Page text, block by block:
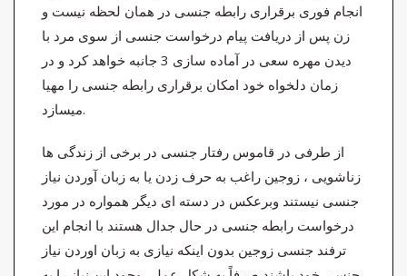
انجام فوری برقراری رابطه جنسی در همان لحظه نیست و
زن پس از دریافت پیام درخواست جنسی از سوی مرد با
دیدن مهره سعی در آماده سازی 3 جانبه خواهد کرد و در
زمان دلخواه خود امکان برقراری رابطه جنسی را مهیا
میسازد.
از طرفی در قاموس رفتار جنسی در برخی از زندگی ها
زناشویی ، زوجین راغب به حرف زدن یا به زبان آوردن نیاز
جنسی نیستند وبرعکس در دسته ای دیگر همواره در مورد
درخواست رابطه جنسی در حال جدال هستند با انجام این
ترفند جنسی زوجین بدون اینکه نیازی به زبان اوردن نیاز